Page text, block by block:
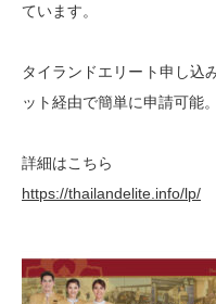
ています。
タイランドエリート申し込
ット経由で簡単に申請可能。
詳細はこちら
https://thailandelite.info/lp/